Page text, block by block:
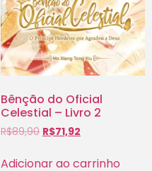
Bênção do Oficial
Celestial – Livro 2
R$89,90 R$71,92
Adicionar ao carrinho